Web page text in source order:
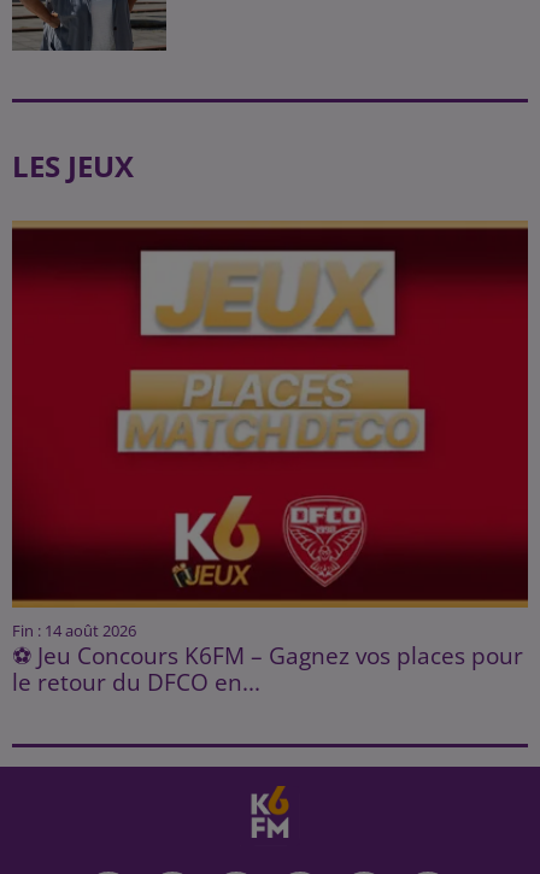
LES JEUX
Fin : 14 août 2026
⚽ Jeu Concours K6FM – Gagnez vos places pour
le retour du DFCO en...